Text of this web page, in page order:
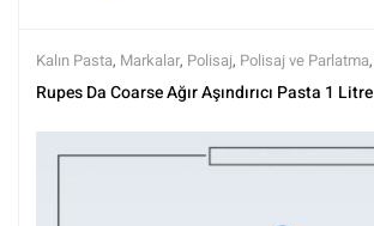
Kalın Pasta, Markalar, Polisaj, Polisaj ve Parlatma,
Ürünler ,Tüm Ürünler
Rupes Da Coarse Ağır Aşındırıcı Pasta 1 Litre